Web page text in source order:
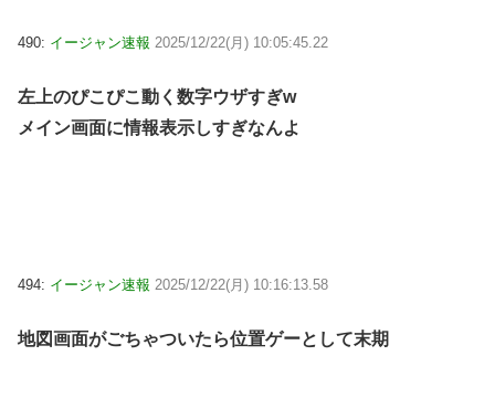
490: イージャン速報 2025/12/22(月) 10:05:45.22
左上のぴこぴこ動く数字ウザすぎw
メイン画面に情報表示しすぎなんよ
494: イージャン速報 2025/12/22(月) 10:16:13.58
地図画面がごちゃついたら位置ゲーとして末期